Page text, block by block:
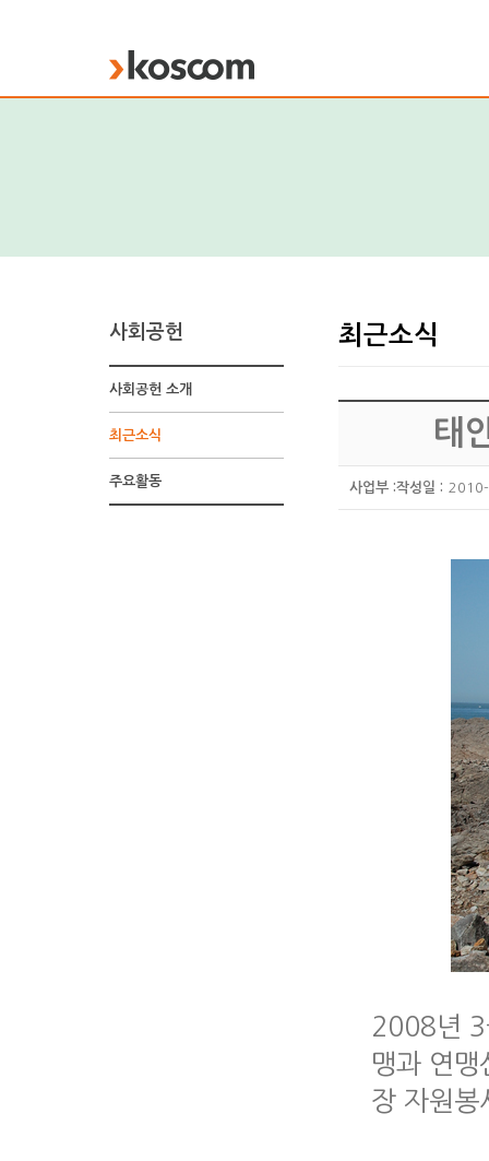
KOSCOM
사회공헌
사회공헌 소개
최근소식
주요활동
최근소식
태
사업부 :작성일 :
2008년 3
맹과 연맹
장 자원봉